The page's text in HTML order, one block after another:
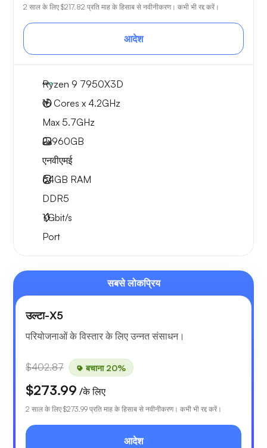
2 साल के लिए $217.82 प्रति माह के हिसाब से नवीनीकरण। कभी भी रद्द करें।
आदेश
Ryzen 9 7950X3D
16 Cores x 4.2GHz
Max 5.7GHz
2x960GB
एनवीएमई
64GB RAM
DDR5
1Gbit/s
Port
सबसे लोकप्रिय
उल्टा-X5
परियोजनाओं के विस्तार के लिए उन्नत संसाधन।
$402.87 बचाना 20%
$273.99 /के लिए
2 साल के लिए $273.99 प्रति माह के हिसाब से नवीनीकरण। कभी भी रद्द करें।
आदेश